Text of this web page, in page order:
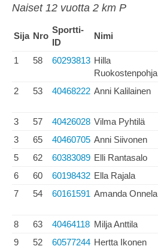
Naiset 12 vuotta 2 km P
Sija Nro
Sportti-
ID
Nimi
1 58 60293813 Hilla
Ruokostenpohja
2 53 40468222 Anni Kalilainen
3 57 40426028 Vilma Pyhtilä
3
65 40460705 Anni Siivonen
5
62 60383089 Elli Rantasalo
6
60 60198432 Ella Rajala
7
54 60161591 Amanda Onnela
8 63 40464118 Milja Anttila
9
52 60577244 Hertta Ikonen